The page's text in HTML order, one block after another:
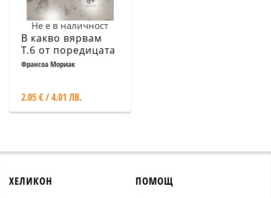
Не е в наличност
В какво вярвам
Т.6 от поредицата
на Франсоа
Франсоа Мориак
2.05 € / 4.01 ЛВ.
ХЕЛИКОН ПОМОЩ